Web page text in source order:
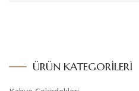
ÜRÜN KATEGORILERI